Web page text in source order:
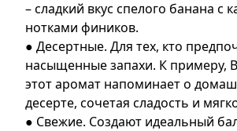
– сладкий вкус спелого банана с
нотками фиников.
● Десертные. Для тех, кто
насыщенные запахи. К примеру,
этот аромат напоминает о
десерте, сочетая сладость и
● Свежие. Создают идеальный